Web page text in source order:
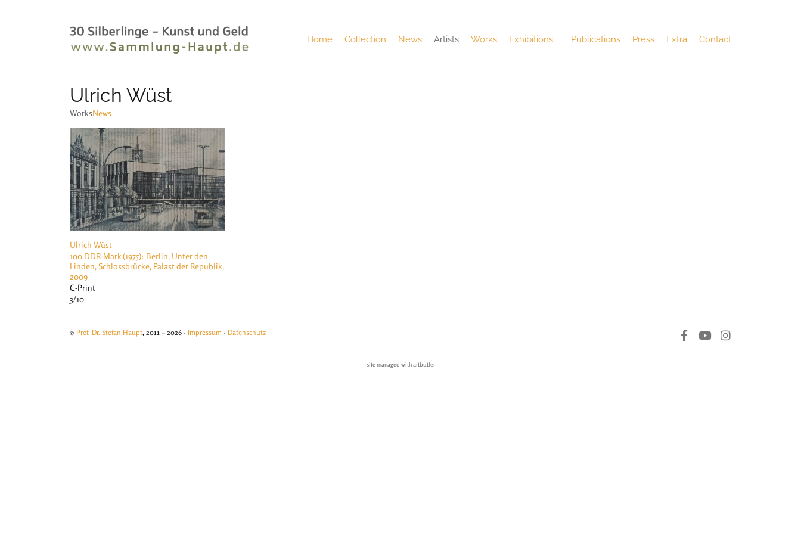
Home Collection News Artists Works Exhibitions Publications Press Extra Contact
Ulrich Wüst
WorksNews
Ulrich Wüst
100 DDR-Mark (1975): Berlin, Unter den
Linden, Schlossbrücke, Palast der Republik,
2009
C-Print
3/10
© Prof. Dr. Stefan Haupt, 2011 – 2026 · Impressum · Datenschutz
site managed with artbutler